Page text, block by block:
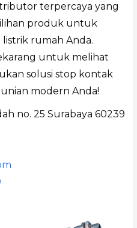
terpercaya yang
produk untuk
rumah Anda.
untuk melihat
solusi stop kontak
modern Anda!
no. 25 Surabaya 60239